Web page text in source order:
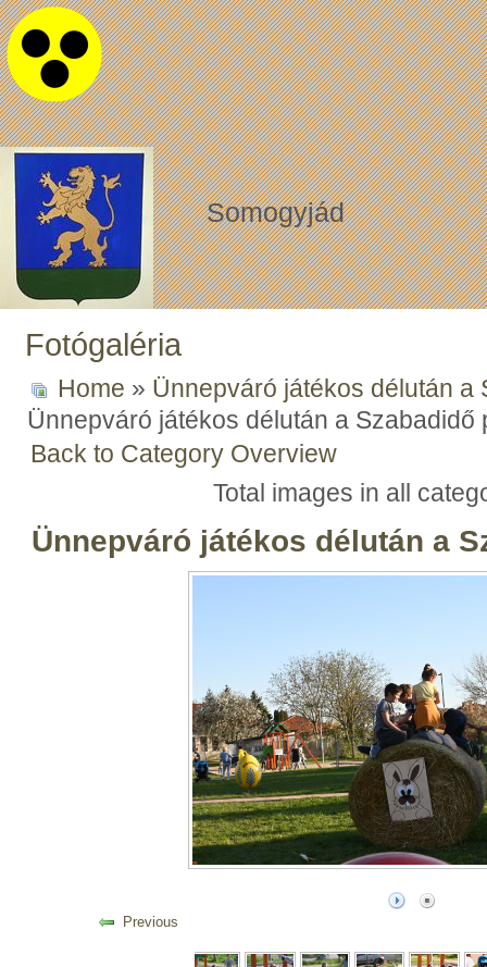
Somogyjád
Fotógaléria
Home » Ünnepváró játékos délután a
Ünnepváró játékos délután a Szabadidő
Back to Category Overview
Total images in all
Ünnepváró játékos délután a
Previous